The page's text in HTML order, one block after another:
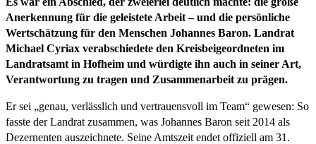
Anerkennung für die geleistete Arbeit – und die persönliche
Wertschätzung für den Menschen Johannes Baron. Landrat
Michael Cyriax verabschiedete den Kreisbeigeordneten im
Landratsamt in Hofheim und würdigte ihn auch in seiner Art,
Verantwortung zu tragen und Zusammenarbeit zu prägen.
Er sei „genau, verlässlich und vertrauensvoll im Team“ gewesen: So
fasste der Landrat zusammen, was Johannes Baron seit 2014 als
Dezernenten auszeichnete. Seine Amtszeit endet offiziell am 31.